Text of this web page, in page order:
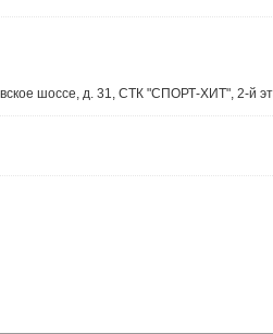
шоссе, д. 31, СТК "СПОРТ-ХИТ", 2-й